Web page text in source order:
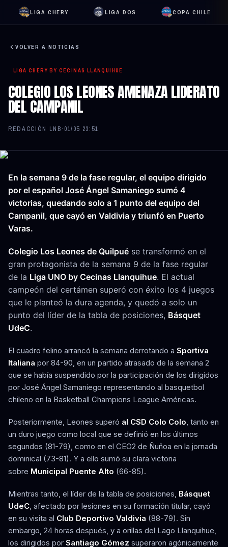
LIGA CHERY LIGA DOS COPA CHILE
VOLVER A NOTICIAS
LIGA CHERY BY CECINAS LLANQUIHUE
COLEGIO LOS LEONES AMENAZA LIDERATO
DEL CAMPANIL
REDACCIÓN LNB· 01/05 23:51
En la semana 9 de la fase regular, el equipo dirigido
por el español José Ángel Samaniego sumó 4
victorias, quedando solo a 1 punto del equipo del
Campanil, que cayó en Valdivia y triunfó en Puerto
Varas.
Colegio Los Leones de Quilpué se transformó en el
gran protagonista de la semana 9 de la fase regular
de la Liga UNO by Cecinas Llanquihue. El actual
campeón del certámen superó con éxito los 4 juegos
que le planteó la dura agenda, y quedó a solo un
punto del líder de la tabla de posiciones, Básquet
UdeC.
El cuadro felino arrancó la semana derrotando a Sportiva
Italiana por 84-90, en un partido atrasado de la semana 2
que se había suspendido por la participación de los dirigidos
por José Ángel Samaniego representando al basquetbol
chileno en la Basketball Champions League Américas.
Posteriormente, Leones superó al CSD Colo Colo, tanto en
un duro juego como local que se definió en los últimos
segundos (81-79), como en el CEO2 de Ñuñoa en la jornada
dominical (73-81). Y a ello sumó su clara victoria
sobre Municipal Puente Alto (66-85).
Mientras tanto, el líder de la tabla de posiciones, Básquet
UdeC, afectado por lesiones en su formación titular, cayó
en su visita al Club Deportivo Valdivia (88-79). Sin
embargo, 24 horas después, y a orillas del Lago Llanquihue,
los dirigidos por Santiago Gómez superaron agónicamente